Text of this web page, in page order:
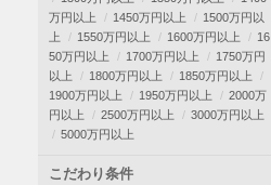
万円以上
1450万円以上
1500万円以
上
1550万円以上 1600万円以上
16
50万円以上
1700万円以上
1750万円
以上
1800万円以上
1850万円以上
1900万円以上
1950万円以上
2000万
円以上
2500万円以上
3000万円以上
5000万円以上
こだわり条件